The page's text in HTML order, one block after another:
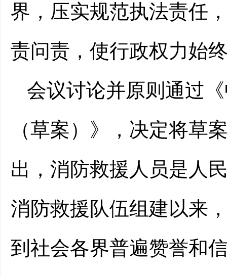
界，压实规范执法责任
责问责，使行政权力始
会议讨论并原则通过
（草案）》，决定将草
出，消防救援人员是人
消防救援队伍组建以来
到社会各界普遍赞誉和